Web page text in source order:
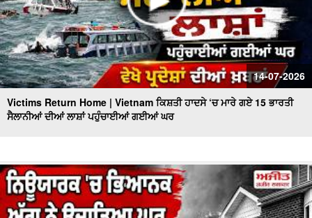
14-07-2026
Victims Return Home | Vietnam ਕਿਸ਼ਤੀ ਹਾਦਸੇ ‘ਚ ਮਾਰੇ ਗਏ 15 ਭਾਰਤੀ
ਸੈਲਾਨੀਆਂ ਦੀਆਂ ਲਾਸ਼ਾਂ ਪਹੁੰਚਾਈਆਂ ਗਈਆਂ ਘਰ